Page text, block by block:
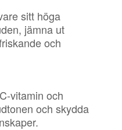
sitt höga
jämna ut
och
vitamin och
och skydda